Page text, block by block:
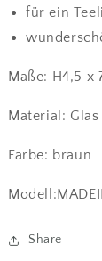
für ein
Maße: H4,5 x
Material: Glas
Farbe: braun
Share